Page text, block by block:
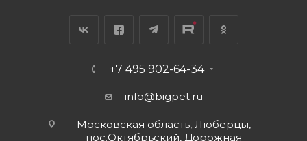
+7 495 902-64-34
info@bigpet.ru
Московская область, Люберцы,
пос.Октябрьский, Дорожная